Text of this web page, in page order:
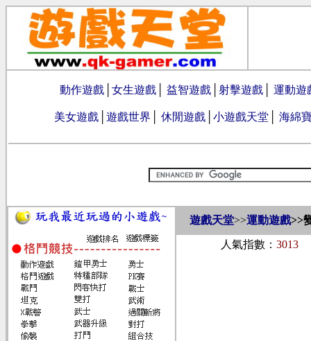
動作遊戲 女生遊戲 益智遊戲 射擊遊戲 運動遊
美女遊戲 遊戲世界 休閒遊戲 小遊戲天堂 海綿
遊戲天堂>>運動遊戲>>
人氣指數： 3013